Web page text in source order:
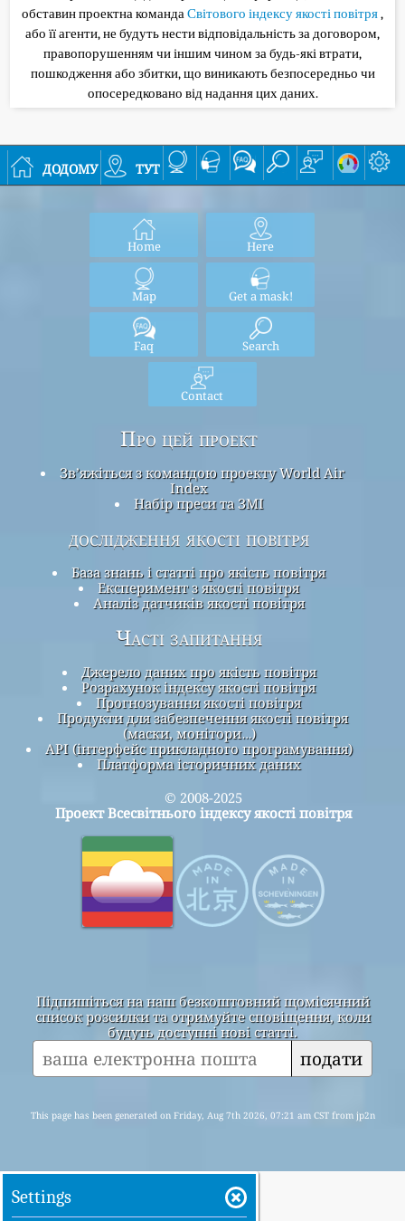
обставин проектна командаСвітового індексу якості повітря,
або її агенти, не будуть нести відповідальність за договором,
правопорушенням чи іншим чином за будь-які втрати,
пошкодження або збитки, що виникають безпосередньо чи
опосередковано від надання цих даних.
додому тут
Home Here
Map Get a mask!
Faq Search
Contact
Про цей проект
Зв’яжіться з командою проекту World Air
Index
Набір преси та ЗМІ
дослідження якості повітря
База знань і статті про якість повітря
Експеримент з якості повітря
Аналіз датчиків якості повітря
Часті запитання
Джерело даних про якість повітря
Розрахунок індексу якості повітря
Прогнозування якості повітря
Продукти для забезпечення якості повітря
(маски, монітори…)
API (інтерфейс прикладного програмування)
Платформа історичних даних
© 2008-2025
Проект Всесвітнього індексу якості повітря
Підпишіться на наш безкоштовний щомісячний
список розсилки та отримуйте сповіщення, коли
будуть доступні нові статті.
подати
This page has been generated on Friday, Aug 7th 2026, 07:21 am CST from jp2n
Settings